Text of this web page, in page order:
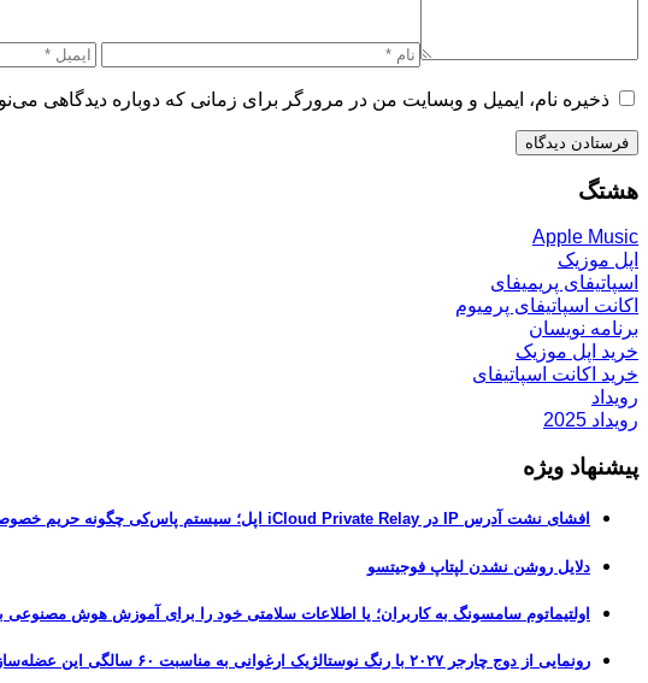
ذخیره نام، ایمیل و وبسایت من در مرورگر برای زمانی که دوباره دیدگاهی
هشتگ
Apple Music
اپل موزیک
اسپاتیفای پریمیفای
اکانت اسپاتیفای پرمیوم
برنامه نویسان
خرید اپل موزیک
خرید اکانت اسپاتیفای
رویداد
رویداد 2025
پیشنهاد ویژه
افشای نشت آدرس IP در iCloud Private Relay اپل؛ سیستم پاس‌کی چگونه حریم خصوصی کاربران را لو می‌دهد؟
دلایل روشن نشدن لپتاپ فوجیتسو
اولتیماتوم سامسونگ به کاربران؛ یا اطلاعات سلامتی خود را برای آموزش هوش مصنوعی
رونمایی از دوج چارجر ۲۰۲۷ با رنگ نوستالژیک ارغوانی به مناسبت ۶۰ سالگی این عضله‌ساز آمریکایی